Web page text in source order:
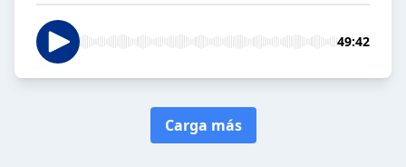
49:42
Carga más